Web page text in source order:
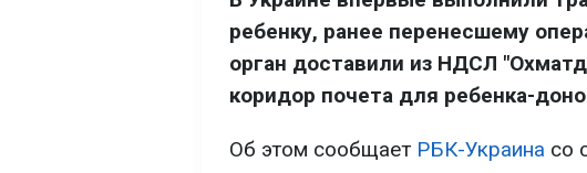
ребенку, ранее перенесшему
орган доставили из НДСЛ
коридор почета для ребенка-
Об этом сообщает РБК-Украина со